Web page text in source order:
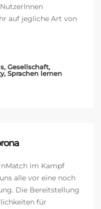
auf jegliche Art von
, Gesellschaft,
, Sprachen lernen
App erstrahlt in
im Kampf
alle vor eine noch
Die Bereitstellung
für